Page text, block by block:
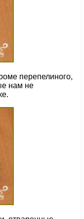
перепелиного,
нам не